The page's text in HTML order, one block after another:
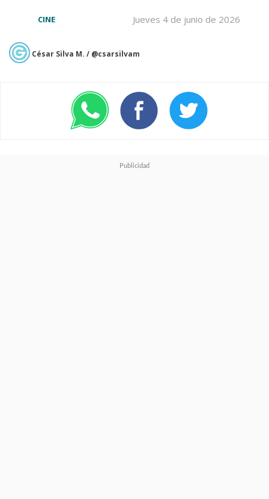
Jueves 4 de junio de 2026
CINE
César Silva M. / @csarsilvam